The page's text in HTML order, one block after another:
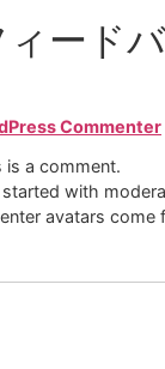
ード
Commenter
is a comment.
with
avatars come